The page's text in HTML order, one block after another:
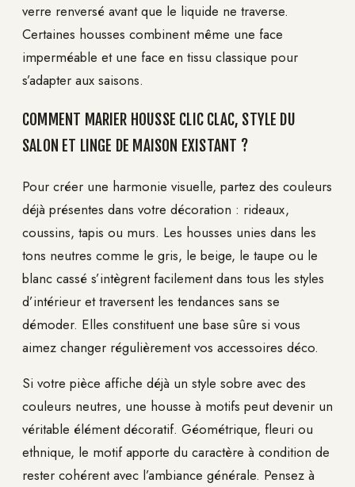
verre renversé avant que le liquide ne traverse.
Certaines housses combinent même une face
imperméable et une face en tissu classique pour
s’adapter aux saisons.
COMMENT MARIER HOUSSE CLIC CLAC, STYLE DU
SALON ET LINGE DE MAISON EXISTANT ?
Pour créer une harmonie visuelle, partez des couleurs
déjà présentes dans votre décoration : rideaux,
coussins, tapis ou murs. Les housses unies dans les
tons neutres comme le gris, le beige, le taupe ou le
blanc cassé s’intègrent facilement dans tous les styles
d’intérieur et traversent les tendances sans se
démoder. Elles constituent une base sûre si vous
aimez changer régulièrement vos accessoires déco.
Si votre pièce affiche déjà un style sobre avec des
couleurs neutres, une housse à motifs peut devenir un
véritable élément décoratif. Géométrique, fleuri ou
ethnique, le motif apporte du caractère à condition de
rester cohérent avec l’ambiance générale. Pensez à